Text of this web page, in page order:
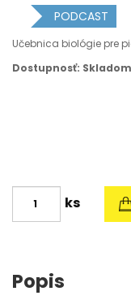
PODCAST
Učebnica biológie pre
Dostupnosť: Skladom
ks
Popis